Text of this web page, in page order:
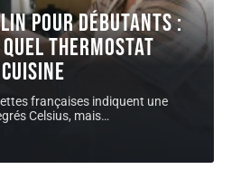
pour débutants :
quel thermostat
françaises indiquent une
Celsius, mais…